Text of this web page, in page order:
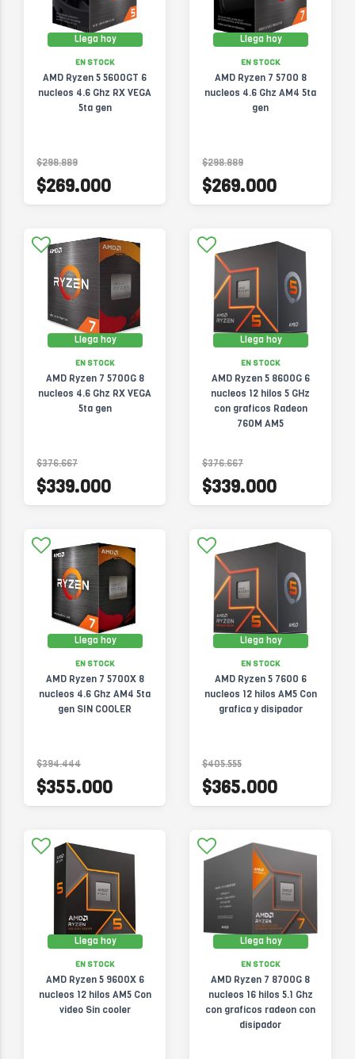
Llega hoy
EN STOCK
AMD Ryzen 5 5600GT 6
nucleos 4.6 Ghz RX VEGA
5ta gen
$298.889
$269.000
Llega hoy
EN STOCK
AMD Ryzen 7 5700 8
nucleos 4.6 Ghz AM4 5ta
gen
$298.889
$269.000
Llega hoy
EN STOCK
AMD Ryzen 7 5700G 8
nucleos 4.6 Ghz RX VEGA
5ta gen
$376.667
$339.000
Llega hoy
EN STOCK
AMD Ryzen 5 8600G 6
nucleos 12 hilos 5 GHz
con graficos Radeon
760M AM5
$376.667
$339.000
Llega hoy
EN STOCK
AMD Ryzen 7 5700X 8
nucleos 4.6 Ghz AM4 5ta
gen SIN COOLER
$394.444
$355.000
Llega hoy
EN STOCK
AMD Ryzen 5 7600 6
nucleos 12 hilos AM5 Con
grafica y disipador
$405.555
$365.000
Llega hoy
EN STOCK
AMD Ryzen 5 9600X 6
nucleos 12 hilos AM5 Con
video Sin cooler
Llega hoy
EN STOCK
AMD Ryzen 7 8700G 8
nucleos 16 hilos 5.1 Ghz
con graficos radeon con
disipador